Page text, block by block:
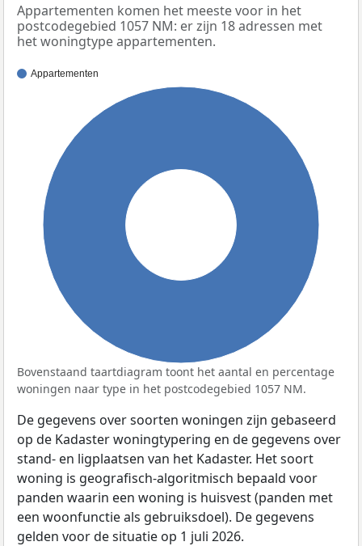
Appartementen komen het meeste voor in het
postcodegebied 1057 NM: er zijn 18 adressen met
het woningtype appartementen.
Appartementen
Bovenstaand taartdiagram toont het aantal en percentage
woningen naar type in het postcodegebied 1057 NM.
De gegevens over soorten woningen zijn gebaseerd
op de Kadaster woningtypering en de gegevens over
stand- en ligplaatsen van het Kadaster. Het soort
woning is geografisch-algoritmisch bepaald voor
panden waarin een woning is huisvest (panden met
een woonfunctie als gebruiksdoel). De gegevens
gelden voor de situatie op 1 juli 2026.